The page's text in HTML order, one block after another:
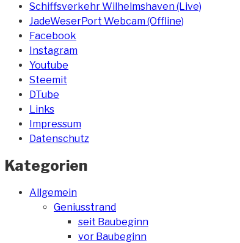
Schiffsverkehr Wilhelmshaven (Live)
JadeWeserPort Webcam (Offline)
Facebook
Instagram
Youtube
Steemit
DTube
Links
Impressum
Datenschutz
Kategorien
Allgemein
Geniusstrand
seit Baubeginn
vor Baubeginn